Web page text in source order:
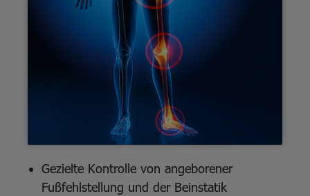
Gezielte Kontrolle von angeborener
Fußfehlstellung und der Beinstatik